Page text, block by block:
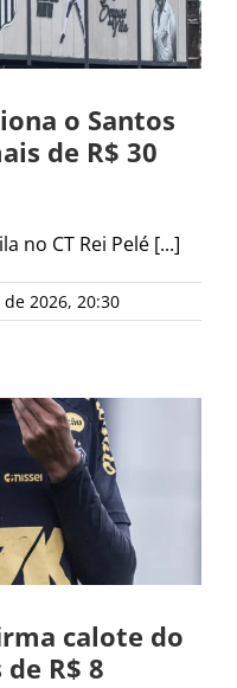
o Santos
de R$ 30
no CT Rei Pelé [...]
2026, 20:30
calote do
R$ 8